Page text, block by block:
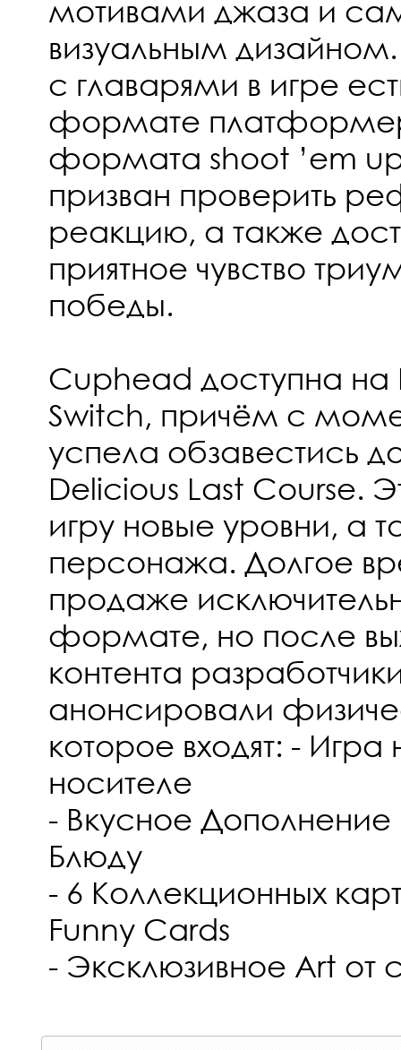
мотивами джаза и
визуальным
с главарями в игре
формате
формата shoot ’em
призван проверить
реакцию, а также
приятное чувство
победы.
Cuphead доступна на
Switch, причём с
успела обзавестись
Delicious Last Course.
игру новые уровни, а
персонажа. Долгое
продаже
формате, но после
контента
анонсировали
которое входят: -
носителе
- Вкусное
Блюду
- 6 Коллекционных
Funny Cards
- Эксклюзивное Art от